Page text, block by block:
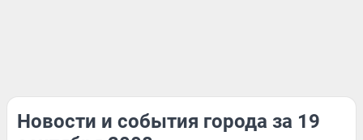
Новости и события города за 19